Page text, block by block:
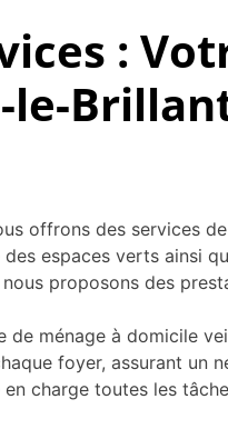
:
le-
offrons des services
espaces verts ainsi
proposons des
de ménage à domicile
foyer, assurant un
charge toutes les